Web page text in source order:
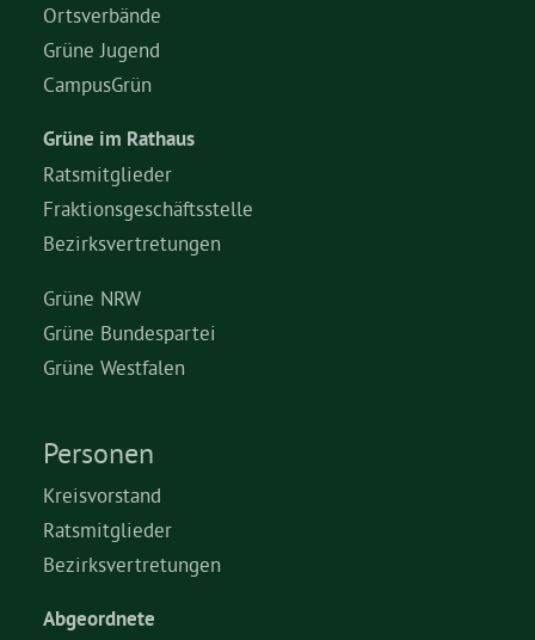
Ortsverbände
Grüne Jugend
CampusGrün
Grüne im Rathaus
Ratsmitglieder
Fraktionsgeschäftsstelle
Bezirksvertretungen
Grüne NRW
Grüne Bundespartei
Grüne Westfalen
Personen
Kreisvorstand
Ratsmitglieder
Bezirksvertretungen
Abgeordnete